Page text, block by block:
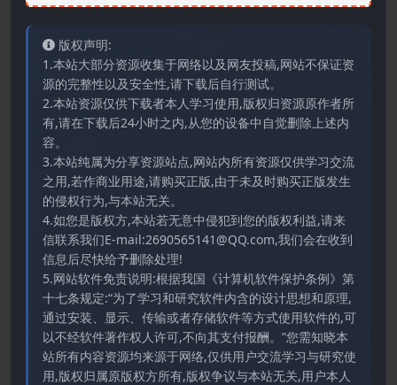
版权声明:
1.本站大部分资源收集于网络以及网友投稿,网站不保证资
源的完整性以及安全性,请下载后自行测试。
2.本站资源仅供下载者本人学习使用,版权归资源原作者所
有,请在下载后24小时之内,从您的设备中自觉删除上述内
容。
3.本站纯属为分享资源站点,网站内所有资源仅供学习交流
之用,若作商业用途,请购买正版,由于未及时购买正版发生
的侵权行为,与本站无关。
4.如您是版权方,本站若无意中侵犯到您的版权利益,请来
信联系我们E-mail:2690565141@QQ.com,我们会在收到
信息后尽快给予删除处理!
5.网站软件免责说明:根据我国《计算机软件保护条例》第
十七条规定:“为了学习和研究软件内含的设计思想和原理,
通过安装、显示、传输或者存储软件等方式使用软件的,可
以不经软件著作权人许可,不向其支付报酬。”您需知晓本
站所有内容资源均来源于网络,仅供用户交流学习与研究使
用,版权归属原版权方所有,版权争议与本站无关,用户本人